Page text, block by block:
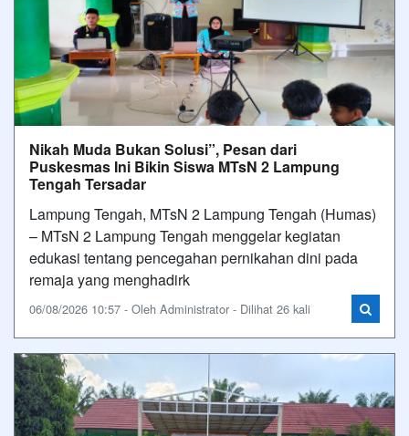
Nikah Muda Bukan Solusi”, Pesan dari
Puskesmas Ini Bikin Siswa MTsN 2 Lampung
Tengah Tersadar
Lampung Tengah, MTsN 2 Lampung Tengah (Humas)
– MTsN 2 Lampung Tengah menggelar kegiatan
edukasi tentang pencegahan pernikahan dini pada
remaja yang menghadirk
06/08/2026 10:57 - Oleh Administrator - Dilihat 26 kali